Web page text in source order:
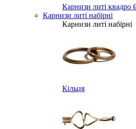
Карнизи литі
Карнизи литі набірні
Карнизи литі набірні
Кільця